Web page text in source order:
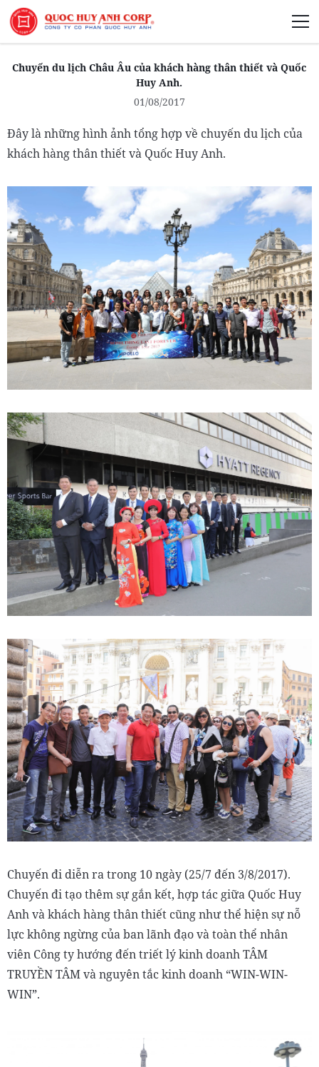
Giới Thiệu
Phát Triển Bền Vững
Chuyến du lịch Châu Âu của khách hàng thân thiết và Quốc
Huy Anh.
01/08/2017
Đây là những hình ảnh tổng hợp về chuyến du lịch của
khách hàng thân thiết và Quốc Huy Anh.
Chuyến đi diễn ra trong 10 ngày (25/7 đến 3/8/2017).
Chuyến đi tạo thêm sự gắn kết, hợp tác giữa Quốc Huy
Anh và khách hàng thân thiết cũng như thể hiện sự nỗ
lực không ngừng của ban lãnh đạo và toàn thể nhân
viên Công ty hướng đến triết lý kinh doanh TÂM
TRUYỀN TÂM và nguyên tắc kinh doanh “WIN-WIN-
WIN”.